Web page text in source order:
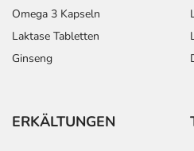
Omega 3 Kapseln
Laktase Tabletten
Ginseng
ERKÄLTUNGEN